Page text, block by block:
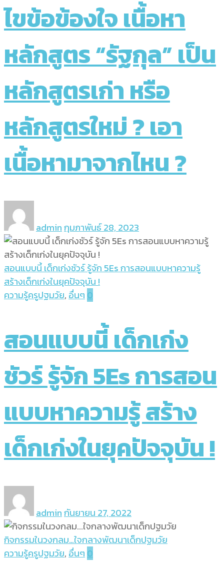
ไขข้อข้องใจ เนื้อหา
หลักสูตร “รัฐกุล” เป็น
หลักสูตรเก่า หรือ
หลักสูตรใหม่ ? เอา
เนื้อหามาจากไหน ?
adminกุมภาพันธ์ 28, 2023
สอนแบบนี้ เด็กเก่งชัวร์ รู้จัก 5Es การสอนแบบหาความรู้
สร้างเด็กเก่งในยุคปัจจุบัน !
ความรู้ครูปฐมวัย, อื่นๆ 0
สอนแบบนี้ เด็กเก่ง
ชัวร์ รู้จัก 5Es การสอน
แบบหาความรู้ สร้าง
เด็กเก่งในยุคปัจจุบัน !
adminกันยายน 27, 2022
กิจกรรมในวงกลม…ใจกลางพัฒนาเด็กปฐมวัย
ความรู้ครูปฐมวัย, อื่นๆ 0